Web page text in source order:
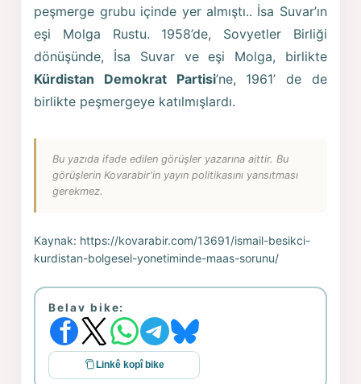
peşmerge grubu içinde yer almıştı.. İsa Suvar’ın
eşi Molga Rustu. 1958’de, Sovyetler Birliği
dönüşünde, İsa Suvar ve eşi Molga, birlikte
Kürdistan Demokrat Partisi’ne, 1961’ de de
birlikte peşmergeye katılmışlardı.
Bu yazıda ifade edilen görüşler yazarına aittir. Bu
görüşlerin Kovarabir'in yayın politikasını yansıtması
gerekmez.
Kaynak: https://kovarabir.com/13691/ismail-besikci-
kurdistan-bolgesel-yonetiminde-maas-sorunu/
Belav bike:
Linkê kopî bike